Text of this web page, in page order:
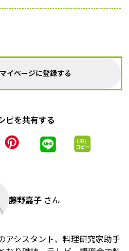
イページに登録する
ピを共有する
藤野嘉子 さん
アシスタント、料理研究家助手